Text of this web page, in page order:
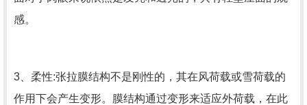
感。
3、柔性:张拉膜结构不是刚性的，其在风荷载或雪荷载的
作用下会产生变形。膜结构通过变形来适应外荷载，在此